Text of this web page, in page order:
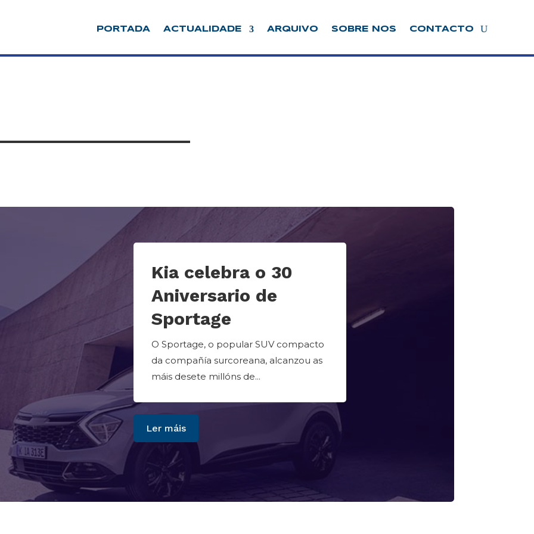
PORTADA ACTUALIDADE ARQUIVO SOBRE NOS CONTACTO
Kia celebra o 30
Aniversario de
Sportage
O Sportage, o popular SUV compacto
da compañía surcoreana, alcanzou as
máis desete millóns de...
Ler máis